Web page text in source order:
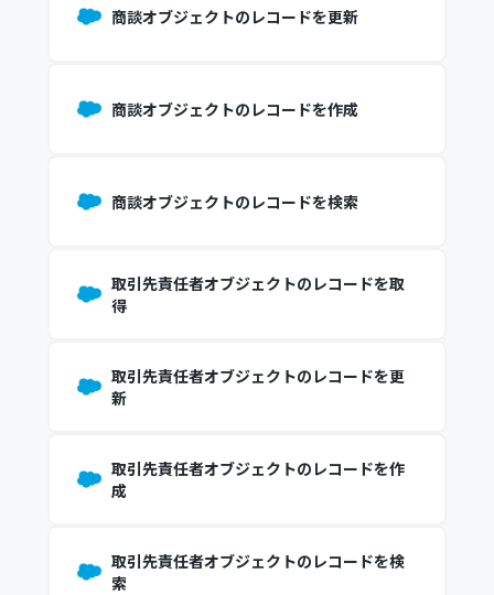
商談オブジェクトのレコードを更新
商談オブジェクトのレコードを作成
商談オブジェクトのレコードを検索
取引先責任者オブジェクトのレコードを取
得
取引先責任者オブジェクトのレコードを更
新
取引先責任者オブジェクトのレコードを作
成
取引先責任者オブジェクトのレコードを検
索